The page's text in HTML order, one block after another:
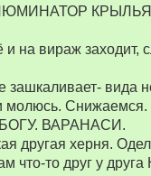
на вираж заходит,
зашкаливает- вида
молюсь.
БОГУ. ВАРАНАСИ.
другая херня.
что-то друг у